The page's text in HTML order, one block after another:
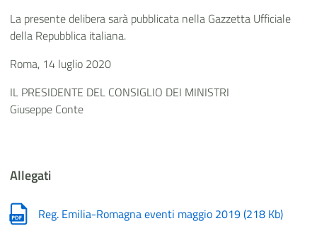
La presente delibera sarà pubblicata nella Gazzetta Ufficiale
della Repubblica italiana.
Roma, 14 luglio 2020
IL PRESIDENTE DEL CONSIGLIO DEI MINISTRI
Giuseppe Conte
Allegati
Reg. Emilia-Romagna eventi maggio 2019(218 Kb)